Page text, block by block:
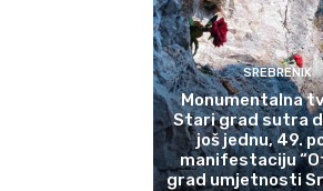
SREBRENIK
Monumentalna
Stari grad sutra
još jednu, 49.
manifestaciju
grad umjetnosti